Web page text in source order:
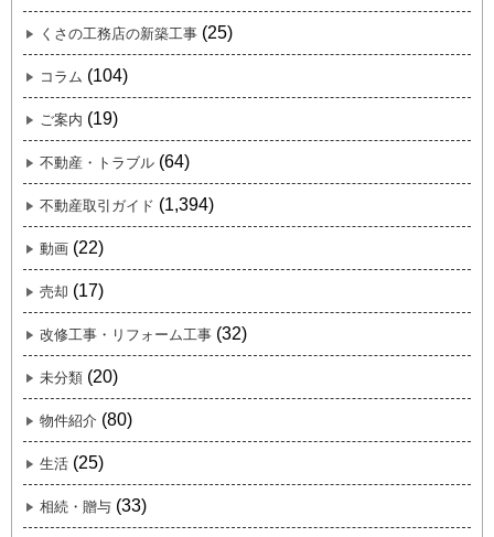
くさの工務店の新築工事 (25)
コラム (104)
ご案内 (19)
不動産・トラブル (64)
不動産取引ガイド (1,394)
動画 (22)
売却 (17)
改修工事・リフォーム工事 (32)
未分類 (20)
物件紹介 (80)
生活 (25)
相続・贈与 (33)